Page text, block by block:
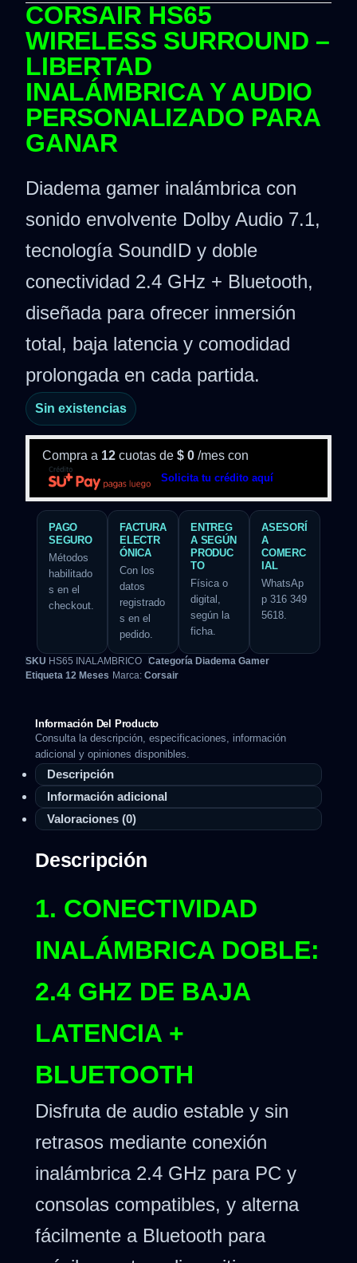
CORSAIR HS65
WIRELESS SURROUND –
LIBERTAD
INALÁMBRICA Y AUDIO
PERSONALIZADO PARA
GANAR
Diadema gamer inalámbrica con
sonido envolvente Dolby Audio 7.1,
tecnología SoundID y doble
conectividad 2.4 GHz + Bluetooth,
diseñada para ofrecer inmersión
total, baja latencia y comodidad
prolongada en cada partida.
Sin existencias
Compra a 12 cuotas de $ 0 /mes con
Solicita tu crédito aquí
PAGO
SEGURO
Métodos
habilitado
s en el
checkout.
FACTURA
ELECTR
ÓNICA
Con los
datos
registrado
s en el
pedido.
ENTREG
A SEGÚN
PRODUC
TO
Física o
digital,
según la
ficha.
ASESORÍ
A
COMERC
IAL
WhatsAp
p 316 349
5618.
SKU HS65 INALAMBRICO Categoría Diadema Gamer
Etiqueta 12 Meses Marca: Corsair
Información Del Producto
Consulta la descripción, especificaciones, información
adicional y opiniones disponibles.
Descripción
Información adicional
Valoraciones (0)
Descripción
1. CONECTIVIDAD
INALÁMBRICA DOBLE:
2.4 GHZ DE BAJA
LATENCIA +
BLUETOOTH
Disfruta de audio estable y sin
retrasos mediante conexión
inalámbrica 2.4 GHz para PC y
consolas compatibles, y alterna
fácilmente a Bluetooth para